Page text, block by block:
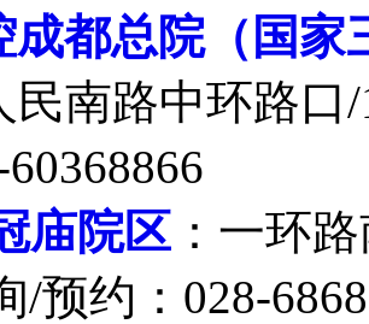
成都总院（国家
民南路中环路
庙院区 ：一环
/预约：028-